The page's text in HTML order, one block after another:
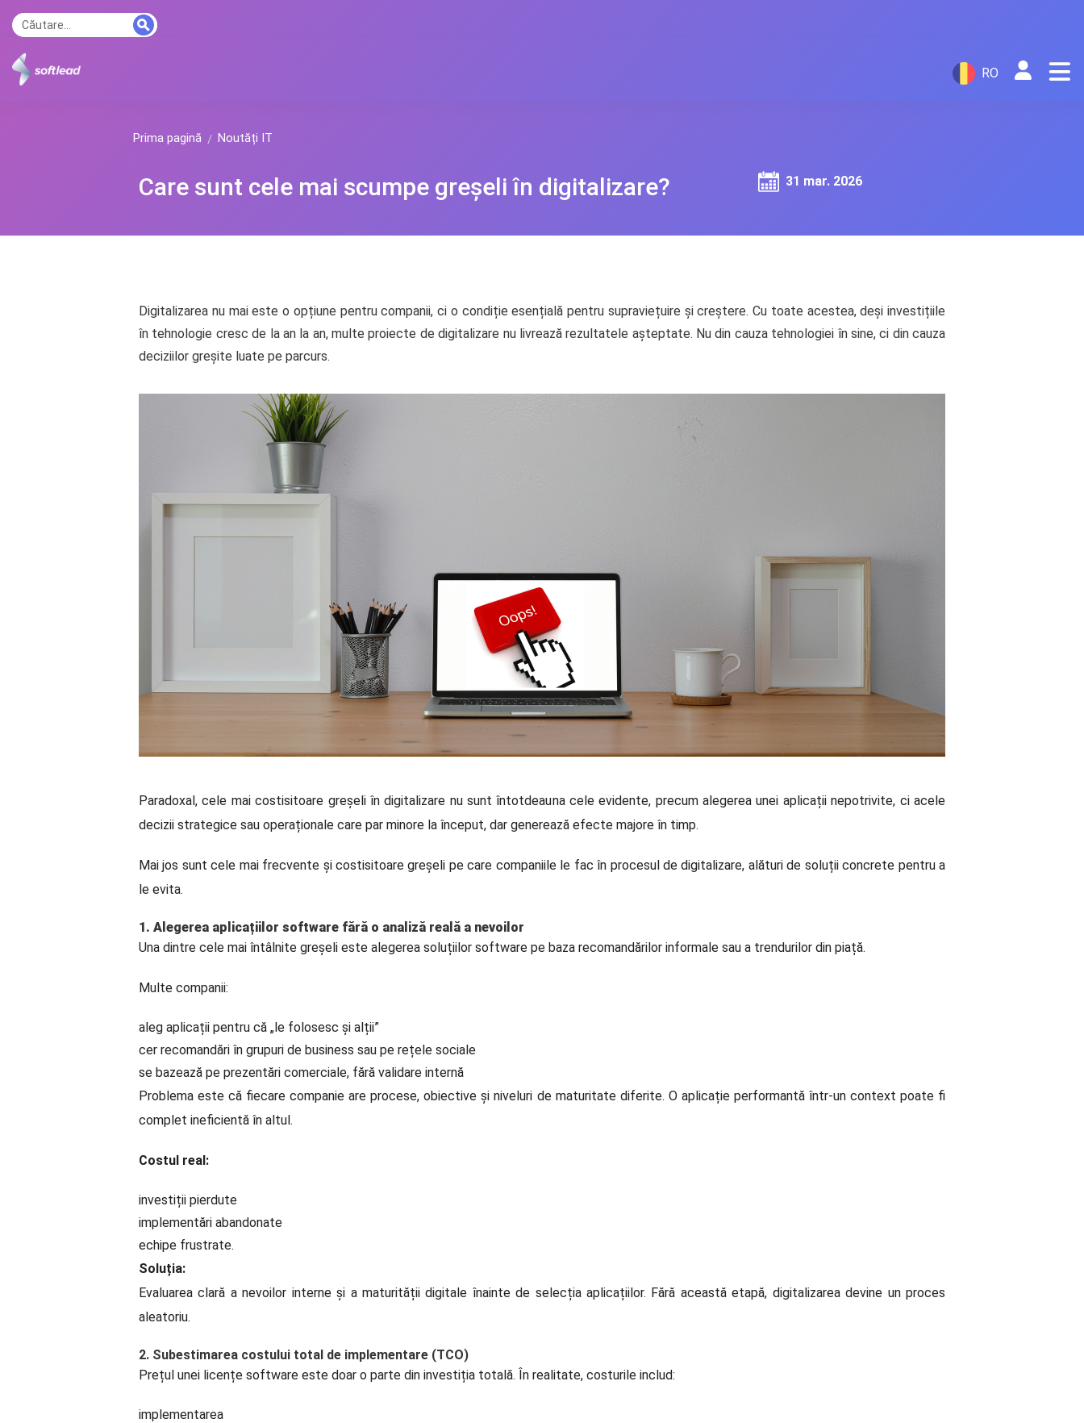
RO
Prima pagină Noutăți IT
Care sunt cele mai scumpe greșeli în digitalizare? 31 mar. 2026
Digitalizarea nu mai este o opțiune pentru companii, ci o condiție esențială pentru supraviețuire și creștere. Cu toate acestea, deși investițiile
în tehnologie cresc de la an la an, multe proiecte de digitalizare nu livrează rezultatele așteptate. Nu din cauza tehnologiei în sine, ci din cauza
deciziilor greșite luate pe parcurs.
Paradoxal, cele mai costisitoare greșeli în digitalizare nu sunt întotdeauna cele evidente, precum alegerea unei aplicații nepotrivite, ci acele
decizii strategice sau operaționale care par minore la început, dar generează efecte majore în timp.
Mai jos sunt cele mai frecvente și costisitoare greșeli pe care companiile le fac în procesul de digitalizare, alături de soluții concrete pentru a
le evita.
1. Alegerea aplicațiilor software fără o analiză reală a nevoilor
Una dintre cele mai întâlnite greșeli este alegerea soluțiilor software pe baza recomandărilor informale sau a trendurilor din piață.
Multe companii:
aleg aplicații pentru că „le folosesc și alții”
cer recomandări în grupuri de business sau pe rețele sociale
se bazează pe prezentări comerciale, fără validare internă
Problema este că fiecare companie are procese, obiective și niveluri de maturitate diferite. O aplicație performantă într-un context poate fi
complet ineficientă în altul.
Costul real:
investiții pierdute
implementări abandonate
echipe frustrate.
Soluția:
Evaluarea clară a nevoilor interne și a maturității digitale înainte de selecția aplicațiilor. Fără această etapă, digitalizarea devine un proces
aleatoriu.
2. Subestimarea costului total de implementare (TCO)
Prețul unei licențe software este doar o parte din investiția totală. În realitate, costurile includ:
implementarea